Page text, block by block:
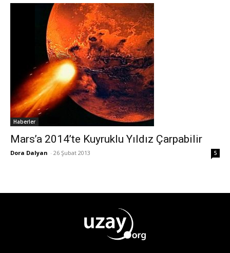
Haberler
Mars’a 2014’te Kuyruklu Yıldız Çarpabilir
Dora Dalyan - 26 Şubat 2013 5